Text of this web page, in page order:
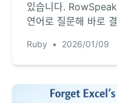
있습니다.
연어로 질문해 바로
Ruby • 2026/01/09